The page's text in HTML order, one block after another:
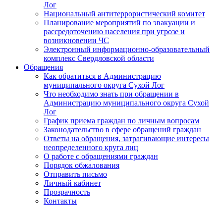
Лог
Национальный антитеррористический комитет
Планирование мероприятий по эвакуации и
рассредоточению населения при угрозе и
возникновении ЧС
Электронный информационно-образовательный
комплекс Свердловской области
Обращения
Как обратиться в Администрацию
муниципального округа Сухой Лог
Что необходимо знать при обращении в
Администрацию муниципального округа Сухой
Лог
График приема граждан по личным вопросам
Законодательство в сфере обращений граждан
Ответы на обращения, затрагивающие интересы
неопределенного круга лиц
О работе с обращениями граждан
Порядок обжалования
Отправить письмо
Личный кабинет
Прозрачность
Контакты